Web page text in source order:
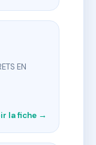
EN
la fiche →